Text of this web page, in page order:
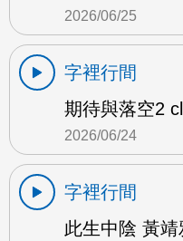
2026/06/25
字裡行間
期待與落空2
2026/06/24
字裡行間
此生中陰 黃靖